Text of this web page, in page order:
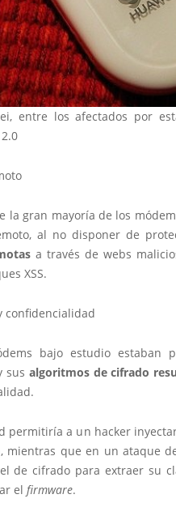
entre los afectados por
la gran mayoría de los
al no disponer de
a través de webs
XSS.
confidencialidad
bajo estudio estaban
sus algoritmos de cifrado
permitiría a un hacker
, mientras que en un ataque
de cifrado para extraer su
el firmware.